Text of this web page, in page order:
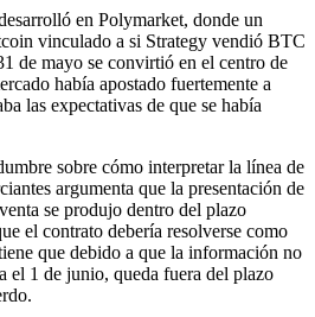
en Polymarket, donde un
vinculado a si Strategy vendió BTC
de mayo se convirtió en el centro de
había apostado fuertemente a
las expectativas de que se había
sobre cómo interpretar la línea de
argumenta que la presentación de
se produjo dentro del plazo
el contrato debería resolverse como
que debido a que la información no
el 1 de junio, queda fuera del plazo